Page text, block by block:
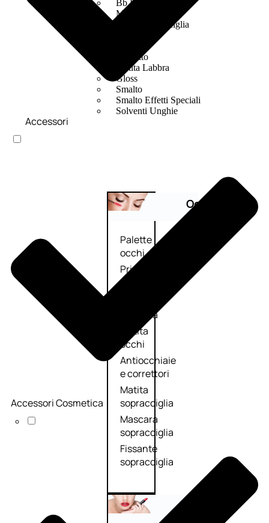
Bb E Cc Cream
Matita Occhi
Matita Sopracciglia
Rossetto
Matita Labbra
Gloss
Smalto
Smalto Effetti Speciali
Solventi Unghie
Occhi
Palette
occhi
Primer
occhi
Mascara
Matita
occhi
Antiocchiaie
e correttori
Matita
sopracciglia
Mascara
sopracciglia
Fissante
sopracciglia
Accessori
Accessori Cosmetica